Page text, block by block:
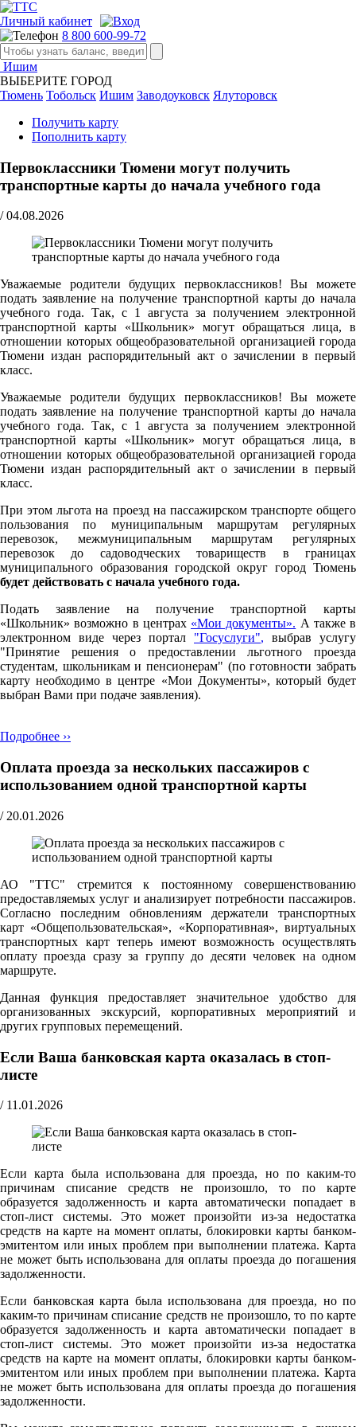
Личный кабинет
8 800 600-99-72
Ишим
ВЫБЕРИТЕ ГОРОД
Тюмень Тобольск Ишим Заводоуковск Ялуторовск
Получить карту
Пополнить карту
Первоклассники Тюмени могут получить
транспортные карты до начала учебного года
/ 04.08.2026
Уважаемые родители будущих первоклассников! Вы можете
подать заявление на получение транспортной карты до начала
учебного года. Так, с 1 августа за получением электронной
транспортной карты «Школьник» могут обращаться лица, в
отношении которых общеобразовательной организацией города
Тюмени издан распорядительный акт о зачислении в первый
класс.
Уважаемые родители будущих первоклассников! Вы можете
подать заявление на получение транспортной карты до начала
учебного года. Так, с 1 августа за получением электронной
транспортной карты «Школьник» могут обращаться лица, в
отношении которых общеобразовательной организацией города
Тюмени издан распорядительный акт о зачислении в первый
класс.
При этом льгота на проезд на пассажирском транспорте общего
пользования по муниципальным маршрутам регулярных
перевозок, межмуниципальным маршрутам регулярных
перевозок до садоводческих товариществ в границах
муниципального образования городской округ город Тюмень
будет действовать с начала учебного года.
Подать заявление на получение транспортной карты
«Школьник» возможно в центрах «Мои документы». А также в
электронном виде через портал "Госуслуги", выбрав услугу
"Принятие решения о предоставлении льготного проезда
студентам, школьникам и пенсионерам" (по готовности забрать
карту необходимо в центре «Мои Документы», который будет
выбран Вами при подаче заявления).
Подробнее ››
Оплата проезда за нескольких пассажиров с
использованием одной транспортной карты
/ 20.01.2026
АО "ТТС" стремится к постоянному совершенствованию
предоставляемых услуг и анализирует потребности пассажиров.
Согласно последним обновлениям держатели транспортных
карт «Общепользовательская», «Корпоративная», виртуальных
транспортных карт теперь имеют возможность осуществлять
оплату проезда сразу за группу до десяти человек на одном
маршруте.
Данная функция предоставляет значительное удобство для
организованных экскурсий, корпоративных мероприятий и
других групповых перемещений.
Если Ваша банковская карта оказалась в стоп-
листе
/ 11.01.2026
Если карта была использована для проезда, но по каким-то
причинам списание средств не произошло, то по карте
образуется задолженность и карта автоматически попадает в
стоп-лист системы. Это может произойти из-за недостатка
средств на карте на момент оплаты, блокировки карты банком-
эмитентом или иных проблем при выполнении платежа. Карта
не может быть использована для оплаты проезда до погашения
задолженности.
Если банковская карта была использована для проезда, но по
каким-то причинам списание средств не произошло, то по карте
образуется задолженность и карта автоматически попадает в
стоп-лист системы. Это может произойти из-за недостатка
средств на карте на момент оплаты, блокировки карты банком-
эмитентом или иных проблем при выполнении платежа. Карта
не может быть использована для оплаты проезда до погашения
задолженности.